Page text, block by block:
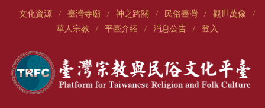
文化資源 / 臺灣寺廟 / 神之路關 / 民俗臺灣 / 觀世萬像 /
華人宗教 / 平臺介紹 / 消息公告 / 登入